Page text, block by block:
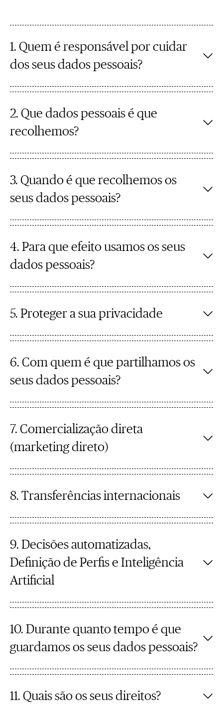
1. Quem é responsável por cuidar
dos seus dados pessoais?
2. Que dados pessoais é que
recolhemos?
3. Quando é que recolhemos os
seus dados pessoais?
4. Para que efeito usamos os seus
dados pessoais?
5. Proteger a sua privacidade
6. Com quem é que partilhamos os
seus dados pessoais?
7. Comercialização direta
(marketing direto)
8. Transferências internacionais
9. Decisões automatizadas,
Definição de Perfis e Inteligência
Artificial
10. Durante quanto tempo é que
guardamos os seus dados pessoais?
11. Quais são os seus direitos?